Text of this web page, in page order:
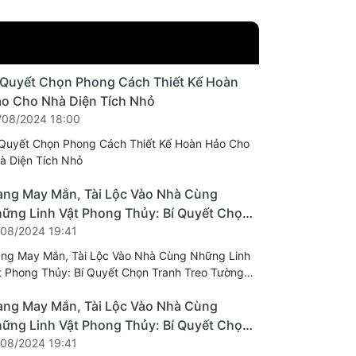
Chọn Phong Cách Thiết Kế Hoàn
Cho Nhà Diện Tích Nhỏ
08/2024 18:00
Chọn Phong Cách Thiết Kế Hoàn Hảo Cho
Diện Tích Nhỏ
May Mắn, Tài Lộc Vào Nhà Cùng
Linh Vật Phong Thủy: Bí Quyết Chọn
Treo Tường Hợp Phong Thủy
2024 19:41
May Mắn, Tài Lộc Vào Nhà Cùng Những Linh
Phong Thủy: Bí Quyết Chọn Tranh Treo Tường
May Mắn, Tài Lộc Vào Nhà Cùng
Linh Vật Phong Thủy: Bí Quyết Chọn
Treo Tường Hợp Phong Thủy
2024 19:41